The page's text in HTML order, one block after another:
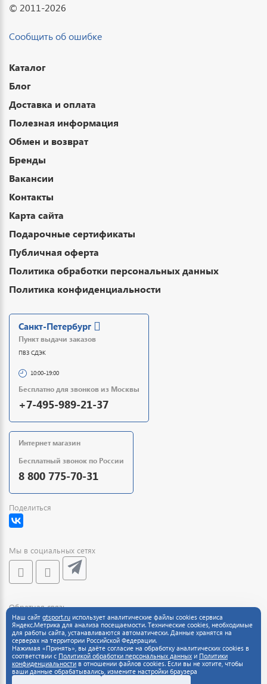
© 2011-2026
Сообщить об ошибке
Каталог
Блог
Доставка и оплата
Полезная информация
Обмен и возврат
Бренды
Вакансии
Контакты
Карта сайта
Подарочные сертификаты
Публичная оферта
Политика обработки персональных данных
Политика конфиденциальности
Санкт-Петербург
Пункт выдачи заказов
ПВЗ СДЭК
10:00-19:00
Бесплатно для звонков из Москвы
+7-495-989-21-37
Интернет магазин
Бесплатный звонок по России
8 800 775-70-31
Поделиться
Мы в социальных сетях
Обратная связь
Наш сайт gtsport.ru использует аналитические файлы cookies сервиса
Яндекс.Метрика для анализа посещаемости. Технические cookies, необходимые
для работы сайта, устанавливаются автоматически. Данные хранятся на
серверах на территории Российской Федерации.
Нажимая «Принять», вы даёте согласие на обработку аналитических cookies в
соответствии с Политикой обработки персональных данных и Политики
конфиденциальности в отношении файлов cookies. Если вы не хотите, чтобы
ваши данные обрабатывались, измените настройки браузера